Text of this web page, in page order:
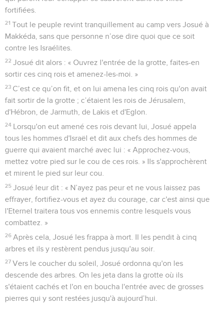
fortifiées.
21 Tout le peuple revint tranquillement au camp vers Josué à
Makkéda, sans que personne n’ose dire quoi que ce soit
contre les Israélites.
22 Josué dit alors : « Ouvrez l'entrée de la grotte, faites-en
sortir ces cinq rois et amenez-les-moi. »
23 C’est ce qu’on fit, et on lui amena les cinq rois qu'on avait
fait sortir de la grotte ; c’étaient les rois de Jérusalem,
d'Hébron, de Jarmuth, de Lakis et d'Eglon.
24 Lorsqu'on eut amené ces rois devant lui, Josué appela
tous les hommes d'Israël et dit aux chefs des hommes de
guerre qui avaient marché avec lui : « Approchez-vous,
mettez votre pied sur le cou de ces rois. » Ils s'approchèrent
et mirent le pied sur leur cou.
25 Josué leur dit : « N’ayez pas peur et ne vous laissez pas
effrayer, fortifiez-vous et ayez du courage, car c'est ainsi que
l'Eternel traitera tous vos ennemis contre lesquels vous
combattez. »
26 Après cela, Josué les frappa à mort. Il les pendit à cinq
arbres et ils y restèrent pendus jusqu'au soir.
27 Vers le coucher du soleil, Josué ordonna qu'on les
descende des arbres. On les jeta dans la grotte où ils
s'étaient cachés et l'on en boucha l'entrée avec de grosses
pierres qui y sont restées jusqu'à aujourd’hui.